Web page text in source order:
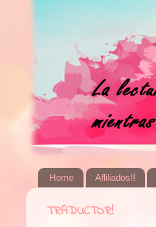
Home Afliliados!!
TRADUCTOR!